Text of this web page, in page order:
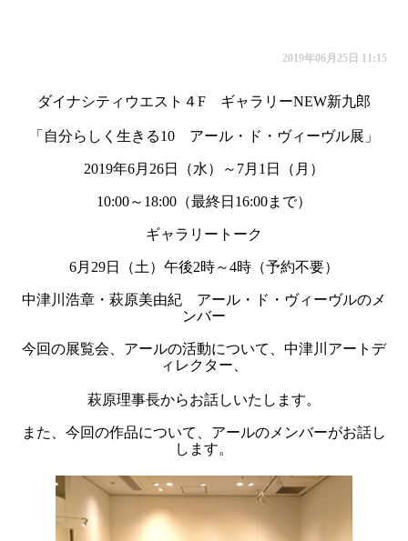
2019年06月25日 11:15
ダイナシティウエスト４F ギャラリーNEW新九郎
「自分らしく生きる10 アール・ド・ヴィーヴル展」
2019年6月26日（水）～7月1日（月）
10:00～18:00（最終日16:00まで）
ギャラリートーク
6月29日（土）午後2時～4時（予約不要）
中津川浩章・萩原美由紀 アール・ド・ヴィーヴルのメ
ンバー
今回の展覧会、アールの活動について、中津川アートデ
ィレクター、
萩原理事長からお話しいたします。
また、今回の作品について、アールのメンバーがお話し
します。